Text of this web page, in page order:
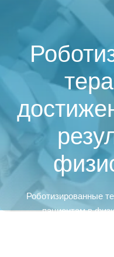
Роботизированные
пациентам в